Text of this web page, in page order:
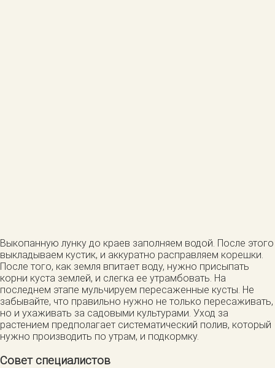
Выкопанную лунку до краев заполняем водой. После этого
выкладываем кустик, и аккуратно расправляем корешки.
После того, как земля впитает воду, нужно присыпать
корни куста землей, и слегка ее утрамбовать. На
последнем этапе мульчируем пересаженные кусты. Не
забывайте, что правильно нужно не только пересаживать,
но и ухаживать за садовыми культурами. Уход за
растением предполагает систематический полив, который
нужно производить по утрам, и подкормку.
Совет специалистов